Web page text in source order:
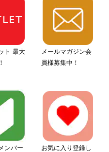
ト 最大
メールマガジン会
員様募集中！
ンバー
お気に入り登録し